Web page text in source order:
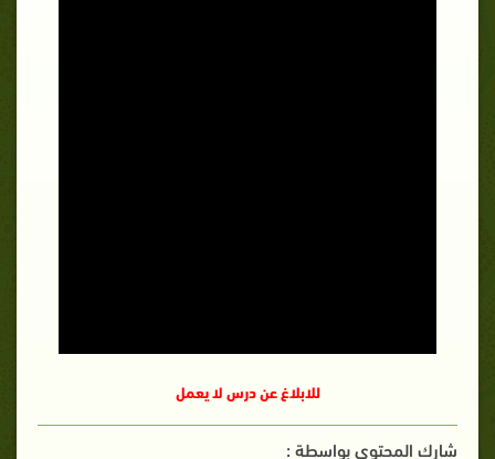
للابلاغ عن درس لا يعمل
شارك المحتوي بواسطة :